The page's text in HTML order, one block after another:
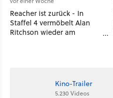
Reacher ist zurück - In
Staffel 4 vermöbelt Alan
Ritchson wieder am
Kino-Trailer
5.230 Videos